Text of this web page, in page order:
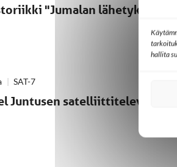
hallita
"Jumalan lähetyksen
SAT-7
Juntusen satelliittitelevisio